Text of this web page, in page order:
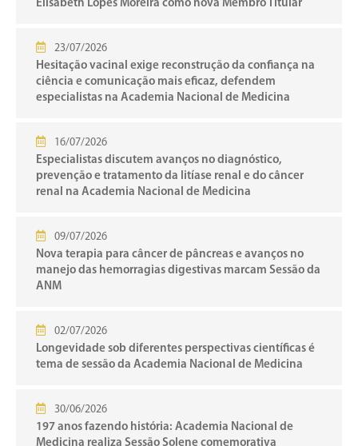
Elisabeth Lopes Moreira como nova Membro Titular
23/07/2026
Hesitação vacinal exige reconstrução da confiança na
ciência e comunicação mais eficaz, defendem
especialistas na Academia Nacional de Medicina
16/07/2026
Especialistas discutem avanços no diagnóstico,
prevenção e tratamento da litíase renal e do câncer
renal na Academia Nacional de Medicina
09/07/2026
Nova terapia para câncer de pâncreas e avanços no
manejo das hemorragias digestivas marcam Sessão da
ANM
02/07/2026
Longevidade sob diferentes perspectivas científicas é
tema de sessão da Academia Nacional de Medicina
30/06/2026
197 anos fazendo história: Academia Nacional de
Medicina realiza Sessão Solene comemorativa